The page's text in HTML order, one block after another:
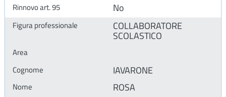
No
COLLABORATORE
SCOLASTICO
IAVARONE
ROSA